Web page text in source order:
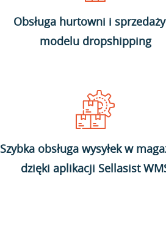
Obsługa hurtowni i
modelu dropshipping
Szybka obsługa wysyłek w
dzięki aplikacji Sellasist